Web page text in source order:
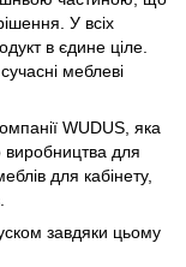
У всіх
в єдине ціле.
меблеві
WUDUS, яка
виробництва для
для кабінету,
завдяки цьому